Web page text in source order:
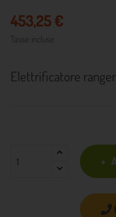
453,25 €
Tasse incluse
Elettrificatore